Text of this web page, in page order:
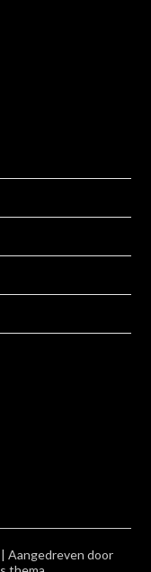
| Aangedreven door